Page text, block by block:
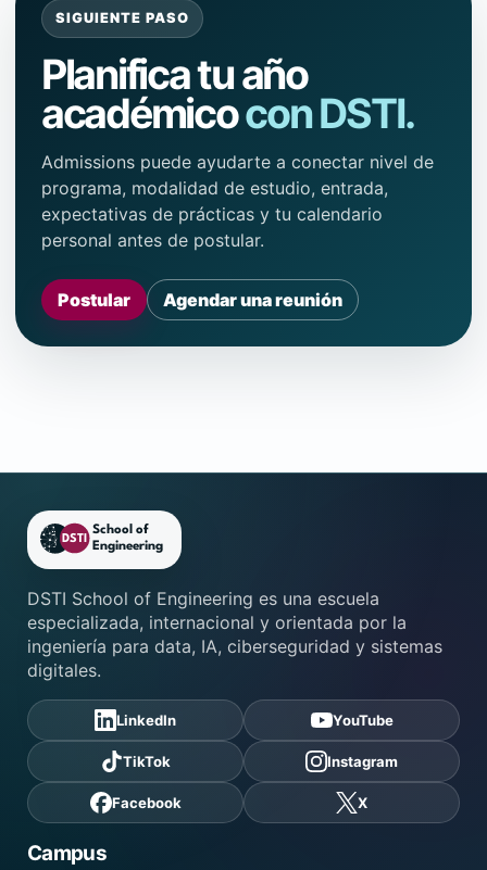
SIGUIENTE PASO
Planifica tu año
académicocon DSTI.
Admissions puede ayudarte a conectar nivel de
programa, modalidad de estudio, entrada,
expectativas de prácticas y tu calendario
personal antes de postular.
Postular Agendar una reunión
Pie de página de DSTI
DSTI School of Engineering es una escuela
especializada, internacional y orientada por la
ingeniería para data, IA, ciberseguridad y sistemas
digitales.
LinkedIn YouTube
TikTok Instagram
Facebook X
Campus